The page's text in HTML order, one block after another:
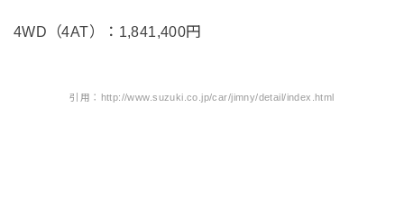
4WD（4AT）：1,841,400円
引用：http://www.suzuki.co.jp/car/jimny/detail/index.html